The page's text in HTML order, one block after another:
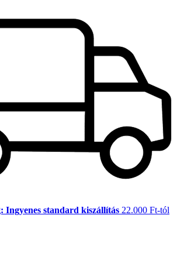
Ingyenes standard kiszállítás 22.000 Ft-tól